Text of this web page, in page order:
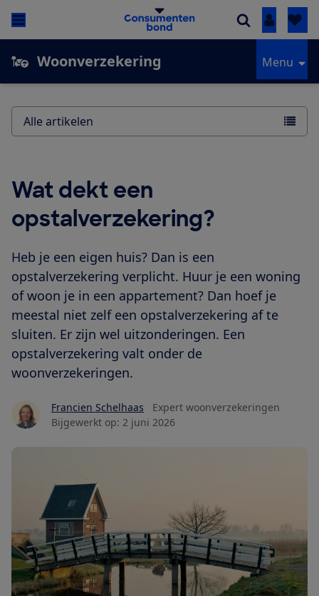
Inloggen
Woonverzekering Menu
Wat dekt een
opstalverzekering?
Heb je een eigen huis? Dan is een
opstalverzekering verplicht. Huur je een woning
of woon je in een appartement? Dan hoef je
meestal niet zelf een opstalverzekering af te
sluiten. Er zijn wel uitzonderingen. Een
opstalverzekering valt onder de
woonverzekeringen.
Francien Schelhaas
Expert woonverzekeringen
Bijgewerkt op: 2 juni 2026
Alle artikelen